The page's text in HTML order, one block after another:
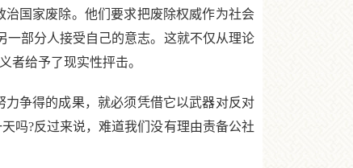
国家废除。他们要求把废除权威作为社会
一部分人接受自己的意志。这就不仅从理论
者给予了现实性抨击。
争得的成果，就必须凭借它以武器对反对
吗?反过来说，难道我们没有理由责备公社